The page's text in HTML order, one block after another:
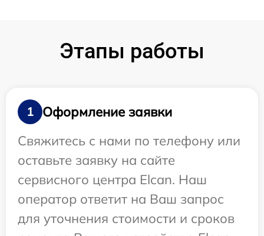
Этапы работы
1
Оформление заявки
Свяжитесь с нами по телефону или
оставьте заявку на сайте
сервисного центра Elcan. Наш
оператор ответит на Ваш запрос
для уточнения стоимости и сроков